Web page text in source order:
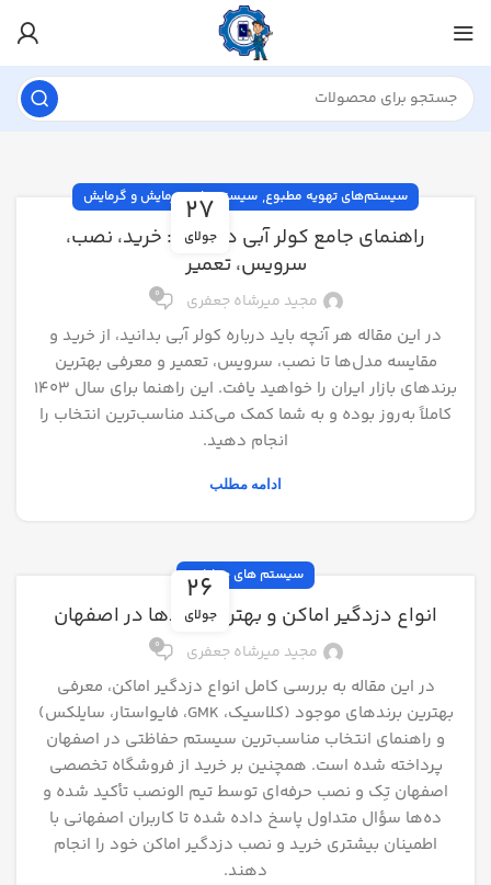
27
جولای
سیستم‌های تهویه مطبوع, سیستم‌های سرمایش و گرمایش
راهنمای جامع کولر آبی در ایران: خرید، نصب،
سرویس، تعمیر
مجید میرشاه جعفری 0
در این مقاله هر آنچه باید درباره کولر آبی بدانید، از خرید و
مقایسه مدل‌ها تا نصب، سرویس، تعمیر و معرفی بهترین
برندهای بازار ایران را خواهید یافت. این راهنما برای سال ۱۴۰۳
کاملاً به‌روز بوده و به شما کمک می‌کند مناسب‌ترین انتخاب را
انجام دهید.
ادامه مطلب
26
جولای
سیستم های حفاظتی
انواع دزدگیر اماکن و بهترین برندها در اصفهان
مجید میرشاه جعفری 0
در این مقاله به بررسی کامل انواع دزدگیر اماکن، معرفی
بهترین برندهای موجود (کلاسیک، GMK، فایواستار، سایلکس)
و راهنمای انتخاب مناسب‌ترین سیستم حفاظتی در اصفهان
پرداخته شده است. همچنین بر خرید از فروشگاه تخصصی
اصفهان تِک و نصب حرفه‌ای توسط تیم الونصب تأکید شده و
ده‌ها سؤال متداول پاسخ داده شده تا کاربران اصفهانی با
اطمینان بیشتری خرید و نصب دزدگیر اماکن خود را انجام
دهند.